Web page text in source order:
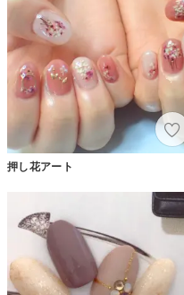
押し花アート